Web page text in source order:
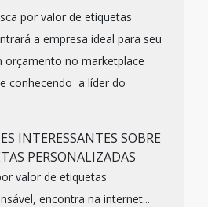
por valor de etiquetas
a empresa ideal para seu
orçamento no marketplace
conhecendo a líder do
INTERESSANTES SOBRE
PERSONALIZADAS
valor de etiquetas
encontra na internet...